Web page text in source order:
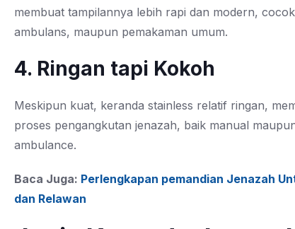
membuat tampilannya lebih rapi dan modern,
ambulans, maupun pemakaman umum.
4. Ringan tapi Kokoh
Meskipun kuat, keranda stainless relatif ringan,
proses pengangkutan jenazah, baik manual
ambulance.
Baca Juga: Perlengkapan pemandian Jenazah
dan Relawan